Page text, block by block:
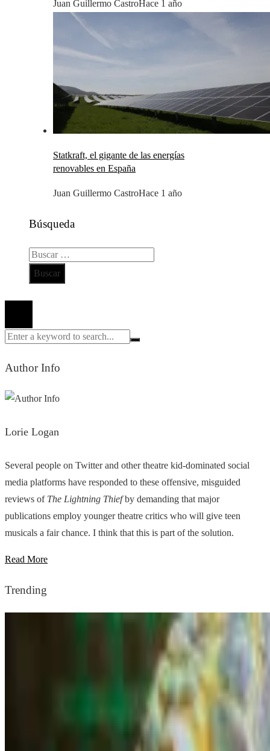
Juan Guillermo CastroHace 1 año
Statkraft, el gigante de las energías
renovables en España
Juan Guillermo CastroHace 1 año
Búsqueda
Buscar:
Author Info
Lorie Logan
Several people on Twitter and other theatre kid-dominated social
media platforms have responded to these offensive, misguided
reviews of The Lightning Thiefby demanding that major
publications employ younger theatre critics who will give teen
musicals a fair chance. I think that this is part of the solution.
Read More
Trending